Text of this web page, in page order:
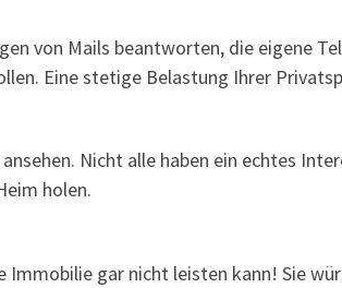
von Mails beantworten, die eigene
Eine stetige Belastung Ihrer
Nicht alle haben ein echtes
holen.
gar nicht leisten kann! Sie